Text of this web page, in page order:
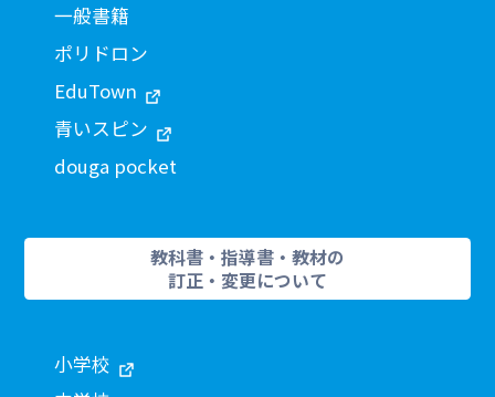
一般書籍
ポリドロン
EduTown
青いスピン
douga pocket
教科書・指導書・教材の
訂正・変更について
小学校